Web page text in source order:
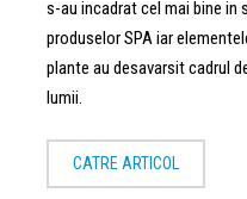
s-au incadrat cel mai bine
produselor SPA iar
plante au desavarsit cadrul
lumii.
CATRE ARTICOL